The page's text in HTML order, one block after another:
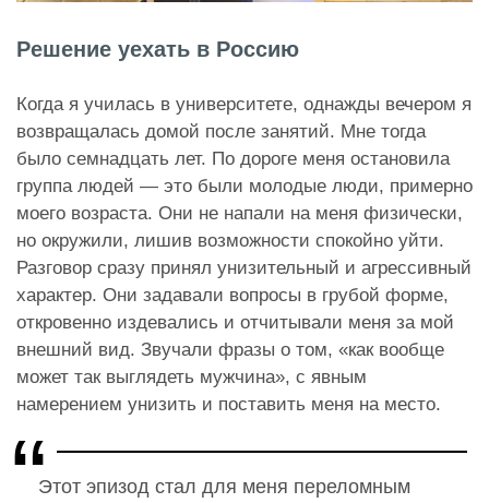
Решение уехать в Россию
Когда я училась в университете, однажды вечером я
возвращалась домой после занятий. Мне тогда
было семнадцать лет. По дороге меня остановила
группа людей — это были молодые люди, примерно
моего возраста. Они не напали на меня физически,
но окружили, лишив возможности спокойно уйти.
Разговор сразу принял унизительный и агрессивный
характер. Они задавали вопросы в грубой форме,
откровенно издевались и отчитывали меня за мой
внешний вид. Звучали фразы о том, «как вообще
может так выглядеть мужчина», с явным
намерением унизить и поставить меня на место.
Этот эпизод стал для меня переломным